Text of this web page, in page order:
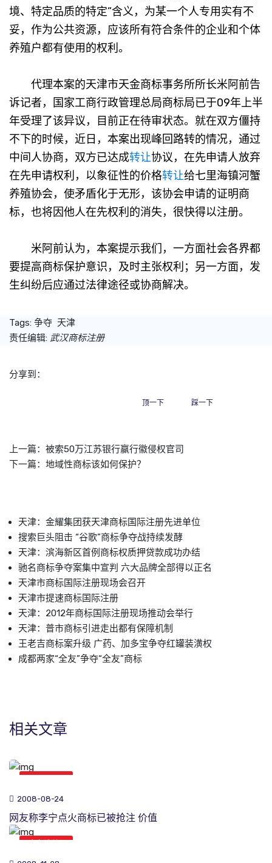
境、特定品质的特定”含义，为某一个人专用实有不
妥，作为公共资源，应该所有符合条件的企业和个体
养殖户都有使用的权利。
代理本案的天津市天金商标事务所所长米阿前告
诉记者，国家工商行政管理总局商标局已于09年上半
年受理了该异议，目前正在待审状态。就在双方僵持
不下的时候，近日，本案出现峰回路转的情况，通过
中间人协商，双方已达成转让协议，在先申请人放弃
在先申请权利，以象征性的价格转让给七里海镇河蟹
养殖协会，使矛盾化于无形，该协会申请的证明商
标，也将因他人在先权利的消失，很快得以注册。
米阿前认为，本案提示我们，一方面社会各界都
要提高商标保护意识，及时主张权利；另一方面，发
生纠纷后应通过法律途径或协商解决。
Tags: 争夺 天津
责任编辑: 武汉商标注册
分享到：
顶一下 踩一下
上一篇： 被索50万江苏银行赢行徽侵权官司
下一篇： 地域性商标该如何保护？
天津：金耀集团获天津商标国际注册先进单位
搜索巨头阻击 “谷歌”商标争夺战持续发酵
天津：滨海新区首例商标权质押贷款成功办结
驰名商标争夺案集中宣判 六大品牌全部得以正名
天津市商标国际注册现场会召开
天津市提速商标国际注册
天津：2012年商标国际注册现场推动会举行
天津：普市商标引进走出都有保障机制
王老吉商标案升级 广药、加多宝争夺红罐装潢权
成都两家“全友”争夺“全友”商标
相关文章
2008-08-24
网友称李宁点火商标已被抢注 价值